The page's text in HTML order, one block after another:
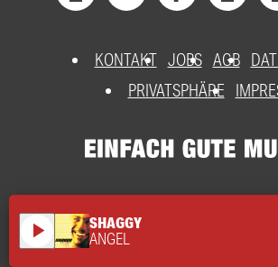
KONTAKT JOBS AGB
PRIVATSPHÄRE
play_arrow SHAGGY
ANGEL